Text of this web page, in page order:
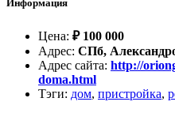
Информация
Цена: ₽100 000
Адрес: СПб,
Адрес сайта: http://
doma.html
Тэги: дом, пристройка,